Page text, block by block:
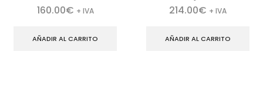
160.00€ + IVA
AÑADIR AL CARRITO
214.00€ + IVA
AÑADIR AL CARRITO